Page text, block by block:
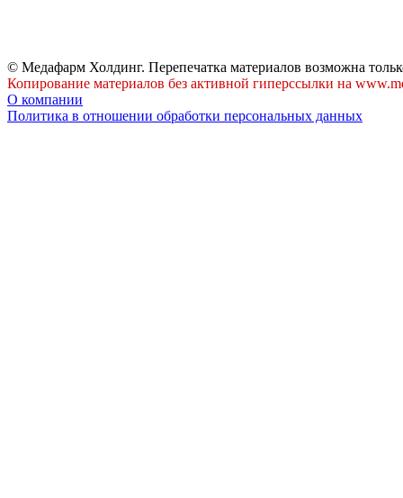
© Медафарм Холдинг. Перепечатка материалов возможна
Копирование материалов без активной гиперссылки на
О компании
Политика в отношении обработки персональных данных